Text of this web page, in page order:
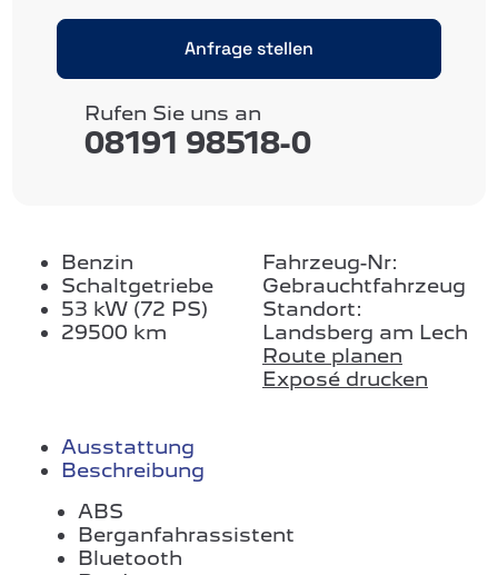
Anfrage stellen
Rufen Sie uns an
08191 98518-0
Benzin
Schaltgetriebe
53 kW (72 PS)
29500 km
Fahrzeug-Nr:
Gebrauchtfahrzeug
Standort:
Landsberg am Lech
Route planen
Exposé drucken
Ausstattung
Beschreibung
ABS
Berganfahrassistent
Bluetooth